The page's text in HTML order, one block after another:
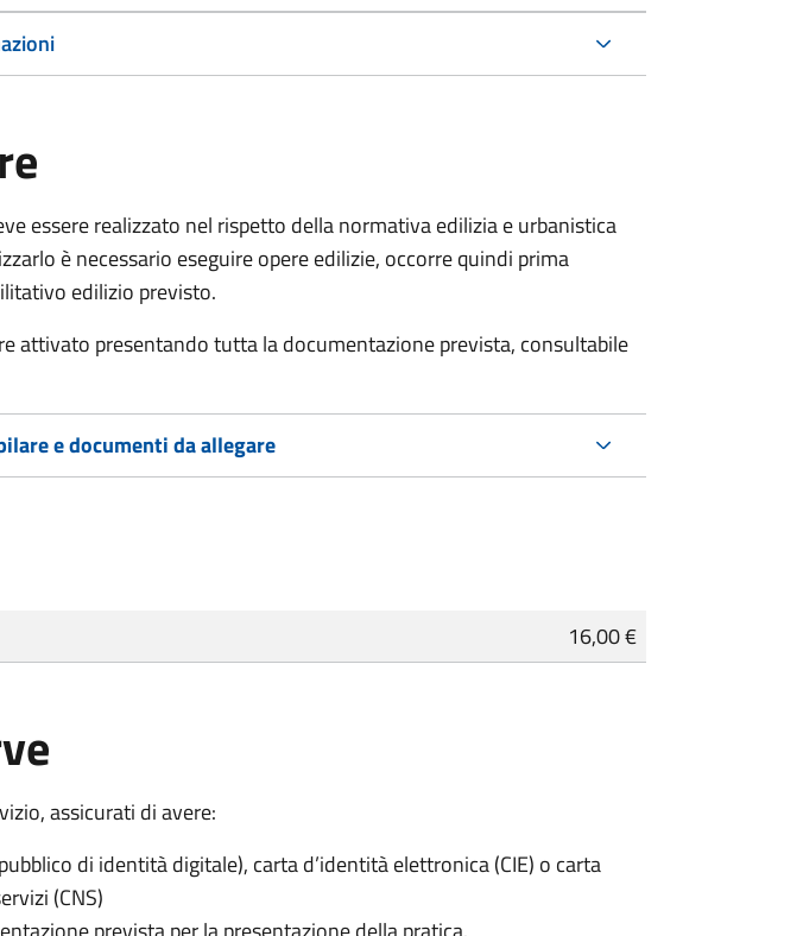
essere realizzato nel rispetto della normativa edilizia e urbanistica
è necessario eseguire opere edilizie, occorre quindi prima
edilizio previsto.
attivato presentando tutta la documentazione prevista, consultabile
e documenti da allegare
16,00 €
assicurati di avere:
di identità digitale), carta d’identità elettronica (CIE) o carta
(CNS)